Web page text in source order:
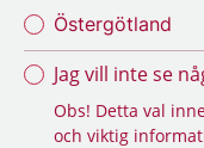
Östergötland
Jag vill inte se
Obs! Detta val
och viktig